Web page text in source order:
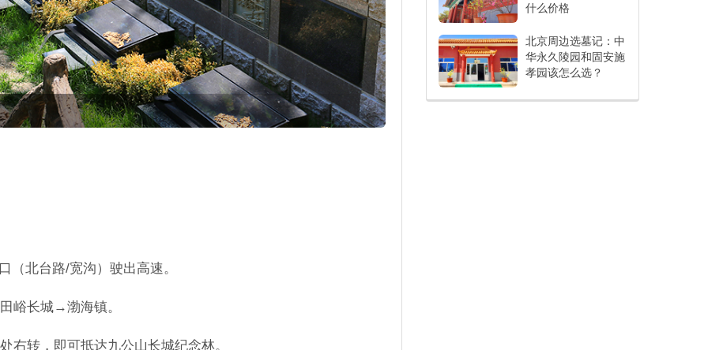
（北台路/宽沟）驶出高速。
峪长城→渤海镇。
右转，即可抵达九公山长城纪念林。
什么价格
北京周边选墓记：中
华永久陵园和固安施
孝园该怎么选？